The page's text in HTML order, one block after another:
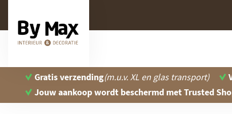
Gratis verzending(m.u.v. XL en glas transport)
Jouw aankoop wordt beschermd met Trusted